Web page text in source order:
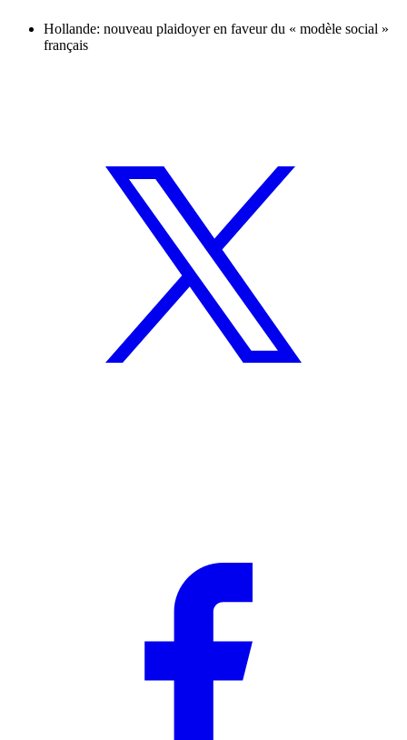
Hollande: nouveau plaidoyer en faveur du « modèle social »
français